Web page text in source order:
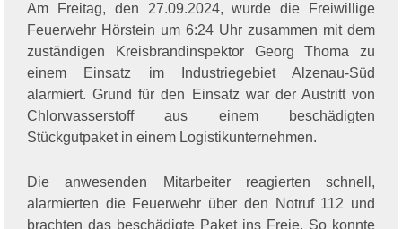
Am Freitag, den 27.09.2024, wurde die Freiwillige
Feuerwehr Hörstein um 6:24 Uhr zusammen mit dem
zuständigen Kreisbrandinspektor Georg Thoma zu
einem Einsatz im Industriegebiet Alzenau-Süd
alarmiert. Grund für den Einsatz war der Austritt von
Chlorwasserstoff aus einem beschädigten
Stückgutpaket in einem Logistikunternehmen.
Die anwesenden Mitarbeiter reagierten schnell,
alarmierten die Feuerwehr über den Notruf 112 und
brachten das beschädigte Paket ins Freie. So konnte